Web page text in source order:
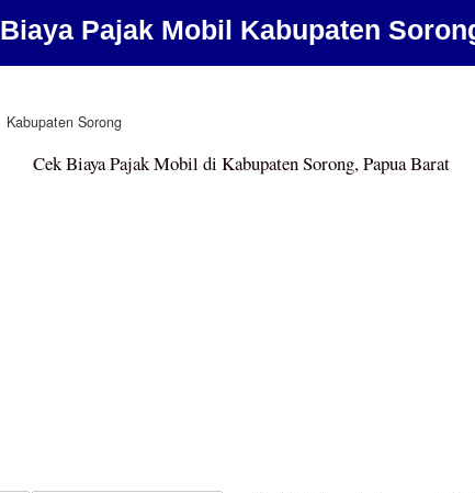
Biaya Pajak Mobil Kabupaten
Kabupaten Sorong
Cek Biaya Pajak Mobil di Kabupaten Sorong, Papua Barat